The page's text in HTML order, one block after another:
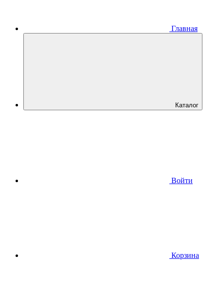
Главная
Каталог
Войти
Корзина